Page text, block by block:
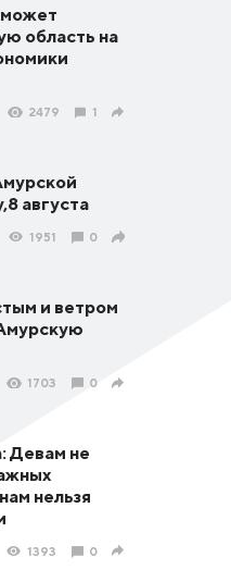
область на
2479 1
августа
1951 0
и ветром
1703 0
Девам не
нельзя
1393 0